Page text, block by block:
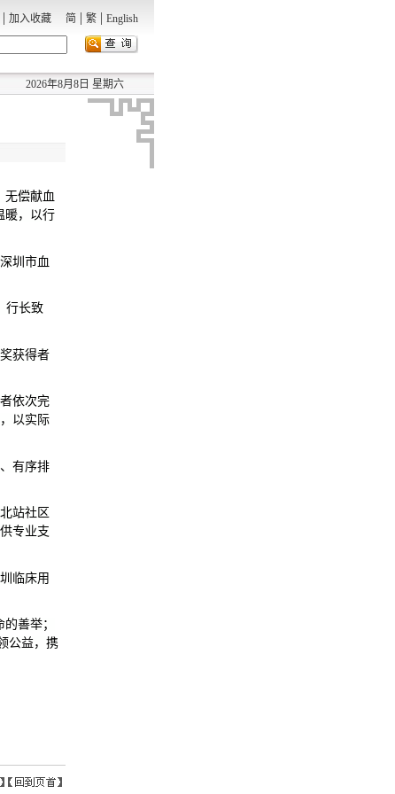
| 加入收藏 简 | 繁 | English
2026年8月8日 星期六